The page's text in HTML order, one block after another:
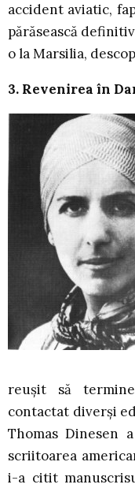
accident aviatic,
părăsească
o la Marsilia,
3. Revenirea în
reuşit să
contactat diverşi
Thomas Dinesen
scriitoarea
i-a citit